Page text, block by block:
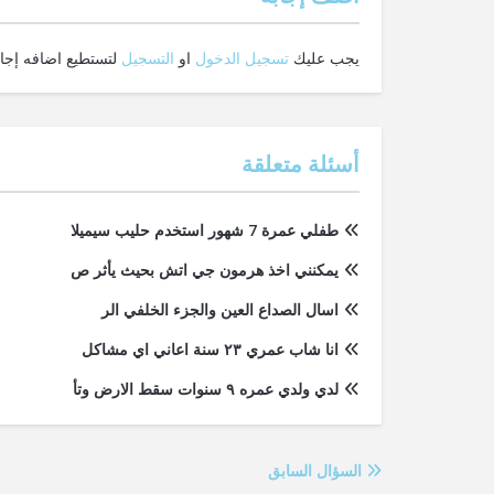
يجب عليك تسجيل الدخول او التسجيل لتستطيع اضافه
أسئلة متعلقة
طفلي عمرة 7 شهور استخدم حليب سيميلا
يمكنني اخذ هرمون جي اتش بحيث يأثر ص
اسال الصداع العين والجزء الخلفي الر
انا شاب عمري ٢٣ سنة اعاني اي مشاكل
لدي ولدي عمره ٩ سنوات سقط الارض وتأ
السؤال السابق